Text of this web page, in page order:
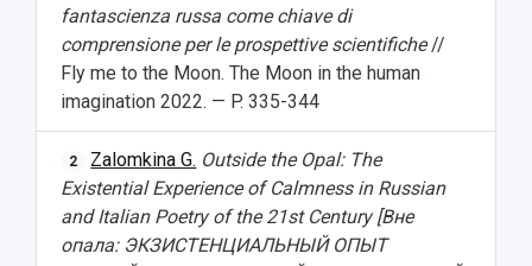
fantascienza russa come chiave di
comprensione per le prospettive scientifiche//
Fly me to the Moon. The Moon in the human
imagination 2022. — P. 335-344
2 Zalomkina G. Outside the Opal: The
Existential Experience of Calmness in Russian
and Italian Poetry of the 21st Century [Вне
опала: ЭКЗИСТЕНЦИАЛЬНЫЙ ОПЫТ